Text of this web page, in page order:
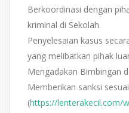
Berkoordinasi dengan
kriminal di Sekolah.
Penyelesaian kasus
yang melibatkan pihak
Mengadakan Bimbingan
Memberikan sanksi
(https://lenterakecil.com/